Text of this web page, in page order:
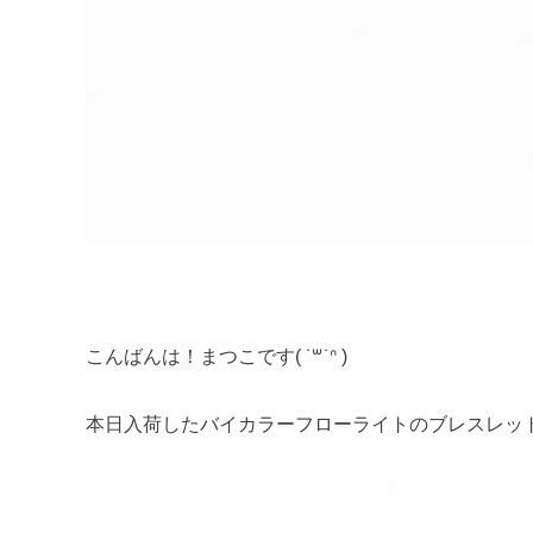
こんばんは！まつこです( ˙꒳​˙ᐢ )
本日入荷したバイカラーフローライトのブレスレッ